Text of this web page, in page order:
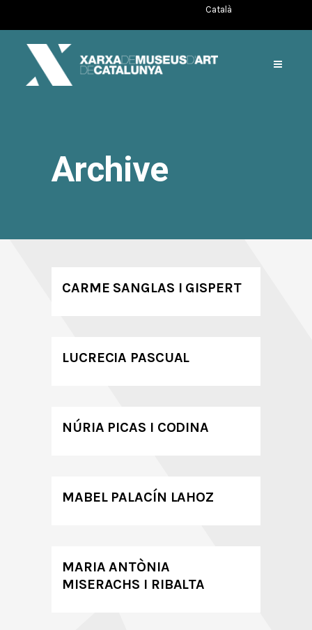
Català
Archive
CARME SANGLAS I GISPERT
LUCRECIA PASCUAL
NÚRIA PICAS I CODINA
MABEL PALACÍN LAHOZ
MARIA ANTÒNIA
MISERACHS I RIBALTA